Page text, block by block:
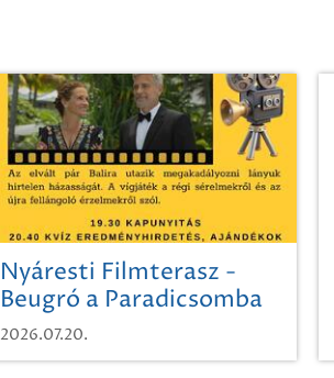
Nyáresti Filmterasz -
Beugró a Paradicsomba
2026.07.20.